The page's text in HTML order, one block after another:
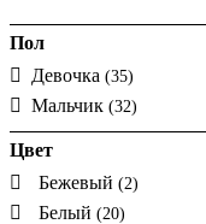
Пол
Девочка (35)
Мальчик (32)
Цвет
Бежевый (2)
Белый (20)